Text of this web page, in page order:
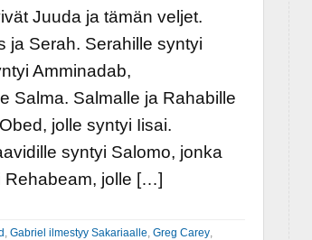
Juuda ja tämän veljet.
ja Serah. Serahille syntyi
Amminadab,
Salma. Salmalle ja Rahabille
jolle syntyi Iisai.
syntyi Salomo, jonka
Rehabeam, jolle […]
Gabriel ilmestyy Sakariaalle Greg Carey,